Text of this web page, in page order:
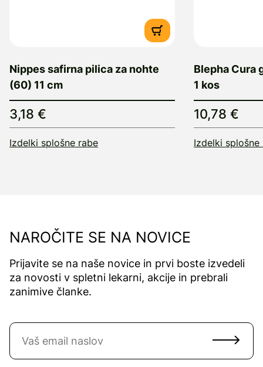
Nippes safirna pilica za nohte
(60) 11 cm
3,18 €
Izdelki splošne rabe
Blepha Cura
1 kos
10,78 €
Izdelki splošne
NAROČITE SE NA NOVICE
Prijavite se na naše novice in prvi boste izvedeli
za novosti v spletni lekarni, akcije in prebrali
zanimive članke.
Naročite se na novice